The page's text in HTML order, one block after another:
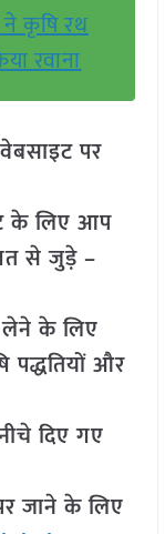
ने कृषि रथ
रवाना
पर
के लिए आप
से जुड़े –
के लिए
पद्धतियों और
दिए गए
जाने के लिए